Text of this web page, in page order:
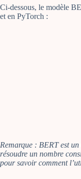
Ci-dessous, le modèle
et en PyTorch :
Remarque : BERT est
résoudre un nombre
pour savoir comment